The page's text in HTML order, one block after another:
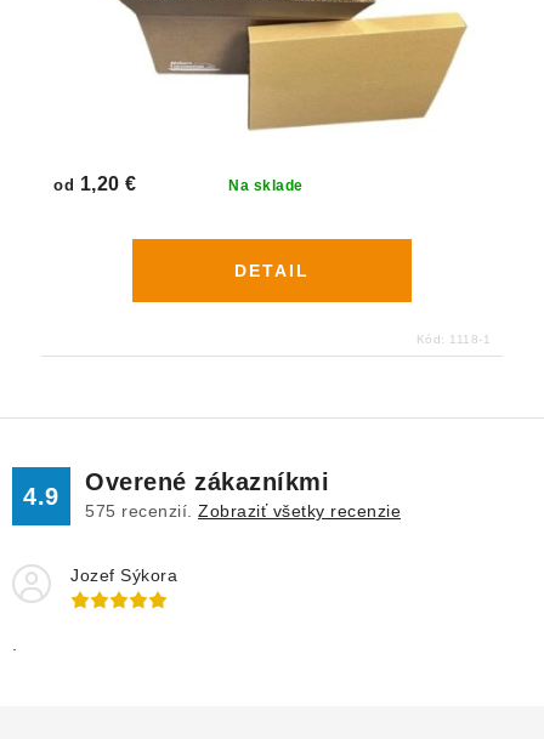
Na sklade
od 1,20 €
DETAIL
Kód: 1118-1
4.9
Overené zákazníkmi
575 recenzií. Zobraziť všetky recenzie
Jozef Sýkora